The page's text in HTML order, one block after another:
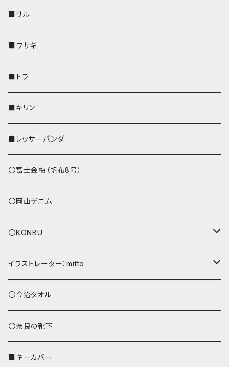
靴下・ミニタオル
その他
その他
靴下・ミニタオル
その他
ペンホルダー
靴下・ミニタオル
財布
その他
財布
その他
AppleWatchバンド
財布
ペットボトルホルダー
その他
リール付きストラップ
リールのみ
ストラップ付
メガネケース
財布
リールのみ
ストラップ付
ペットボトルホルダー
キーケース
ペンホルダー
AppleWatchバンド
L字ファスナー財布
その他
財布
Apple Watchバンド
■サル
■ウサギ
■トラ
■キリン
■レッサーパンダ
〇富士金梅（帆布8号）
〇岡山デニム
〇KONBU
ショルダーバッグ
あずまバッグ
トートバッグ（L）
バッグインバッグ
イラストレーター：mitto
シマエナガ
ハシビロコウ
オカメインコ
〇今治タオル
〇奈良の靴下
■キーカバー